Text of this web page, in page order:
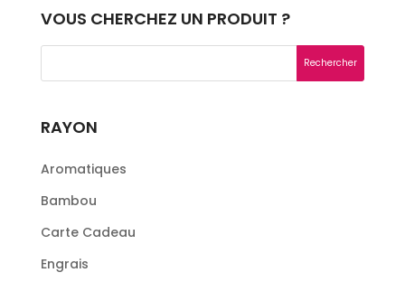
VOUS CHERCHEZ UN PRODUIT ?
RAYON
Aromatiques
Bambou
Carte Cadeau
Engrais